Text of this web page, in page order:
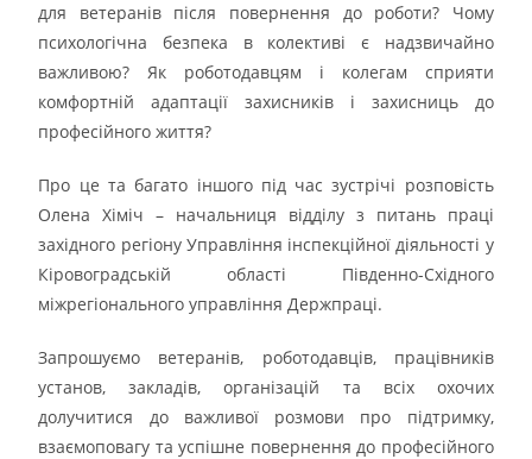
для ветеранів після повернення до роботи? Чому
психологічна безпека в колективі є надзвичайно
важливою? Як роботодавцям і колегам сприяти
комфортній адаптації захисників і захисниць до
професійного життя?
Про це та багато іншого під час зустрічі розповість
Олена Хіміч – начальниця відділу з питань праці
західного регіону Управління інспекційної діяльності у
Кіровоградській області Південно-Східного
міжрегіонального управління Держпраці.
Запрошуємо ветеранів, роботодавців, працівників
установ, закладів, організацій та всіх охочих
долучитися до важливої розмови про підтримку,
взаємоповагу та успішне повернення до професійного